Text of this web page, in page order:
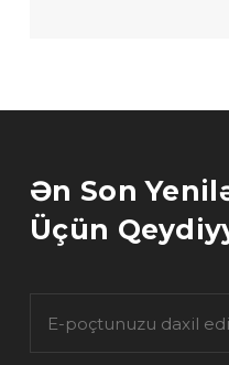
Ən Son
Üçün